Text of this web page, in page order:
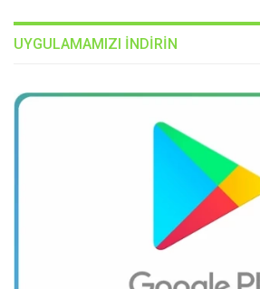
UYGULAMAMIZI INDIRIN